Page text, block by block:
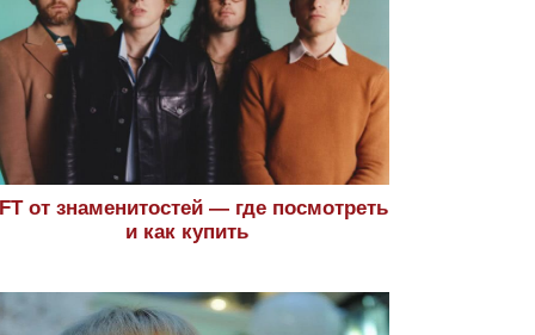
от знаменитостей — где посмотреть
и как купить